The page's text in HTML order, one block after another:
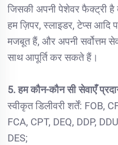
जिसकी अपनी पेशेवर फैक्ट्री है
हम ज़िपर, स्लाइडर, टेप्स आदि
मजबूत हैं, और अपनी सर्वोत्तम
साथ आपूर्ति कर सकते हैं।
5. हम कौन-कौन सी सेवाएँ
स्वीकृत डिलीवरी शर्तें: FOB,
FCA, CPT, DEQ, DDP,
DES;